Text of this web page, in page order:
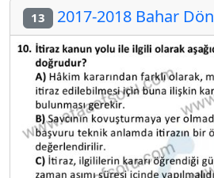
13 2017-2018 Bahar